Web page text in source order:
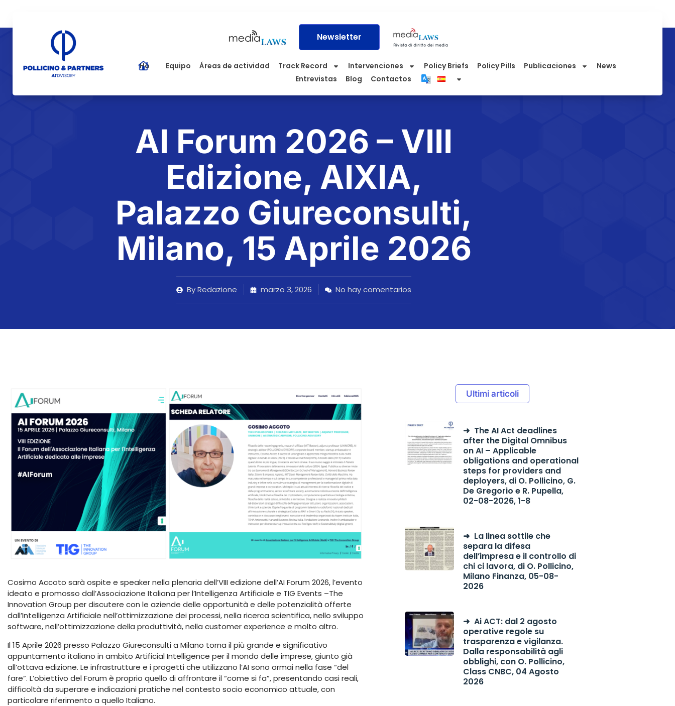
Newsletter
Home Equipo Áreas de actividad Track Record Intervenciones Policy Briefs Policy Pills Publicaciones
News
Entrevistas
Blog Contactos
AI Forum 2026 – VIII
Edizione, AIXIA,
Palazzo Giureconsulti,
Milano, 15 Aprile 2026
ByRedazione marzo 3, 2026 No hay comentarios
Cosimo Accoto sarà ospite e speaker nella plenaria dell’VIII edizione dell’AI Forum 2026, l’evento
ideato e promosso dall’Associazione Italiana per l’Intelligenza Artificiale e TIG Events –The
Innovation Group per discutere con le aziende delle opportunità e delle potenzialità offerte
dall’Intelligenza Artificiale nell’ottimizzazione dei processi, nella ricerca scientifica, nello sviluppo
software, nell’ottimizzazione della produttività, nella customer experience e molto altro.
Il 15 Aprile 2026 presso Palazzo Giureconsulti a Milano torna il più grande e significativo
appuntamento italiano in ambito Artificial Intelligence per il mondo delle imprese, giunto già
all’ottava edizione. Le infrastrutture e i progetti che utilizzano l’AI sono ormai nella fase “del
fare”. L’obiettivo del Forum è proprio quello di affrontare il “come si fa”, presentando casi reali,
difficoltà da superare e indicazioni pratiche nel contesto socio economico attuale, con
particolare riferimento a quello Italiano.
Ultimi articoli
The AI Act deadlines
after the Digital Omnibus
on AI – Applicable
obligations and operational
steps for providers and
deployers, di O. Pollicino, G.
De Gregorio e R. Pupella,
02-08-2026, 1-8
La linea sottile che
separa la difesa
dell’impresa e il controllo di
chi ci lavora, di O. Pollicino,
Milano Finanza, 05-08-
2026
Ai ACT: dal 2 agosto
operative regole su
trasparenza e vigilanza.
Dalla responsabilità agli
obblighi, con O. Pollicino,
Class CNBC, 04 Agosto
2026